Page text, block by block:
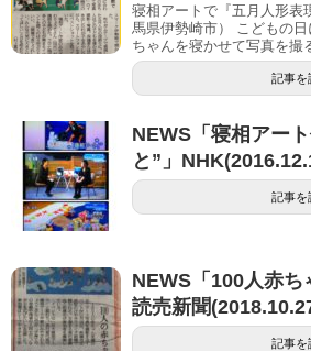
寝相アートで『五月人形表
馬県伊勢崎市） こどもの
ちゃんを寝かせて写真を撮
記事を
NEWS「寝相アー
と”」
記事を
NEWS「100人赤ち
読売新聞
記事を